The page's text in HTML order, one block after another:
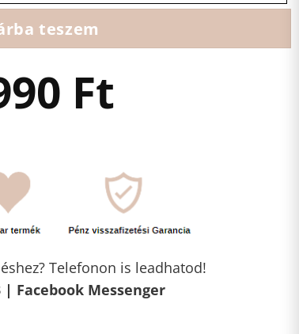
teszem
Ft
Telefonon is leadhatod!
| Facebook Messenger